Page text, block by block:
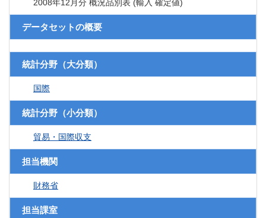
2008年12月分 概況品別表 (輸入 確定値)
データセットの概要
統計分野（大分類）
国際
統計分野（小分類）
貿易・国際収支
担当機関
財務省
担当課室